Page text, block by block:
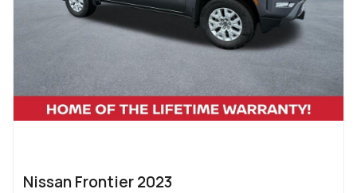
Nissan Frontier 2023